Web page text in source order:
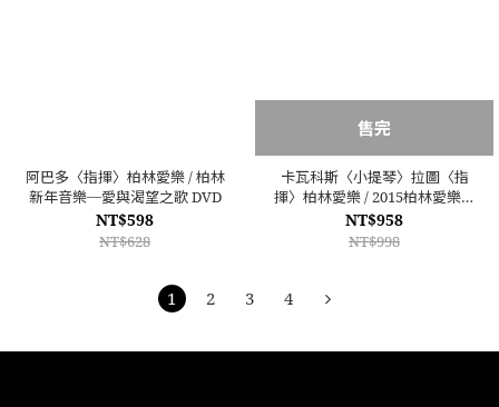
阿巴多〈指揮〉柏林愛樂 / 柏林
新年音樂─愛與渴望之歌 DVD
NT$598
NT$628
售完
卡瓦科斯〈小提琴〉拉圖〈指
揮〉柏林愛樂 / 2015柏林愛樂歐
洲音樂會─雅典 BD
NT$958
NT$998
1 2 3 4